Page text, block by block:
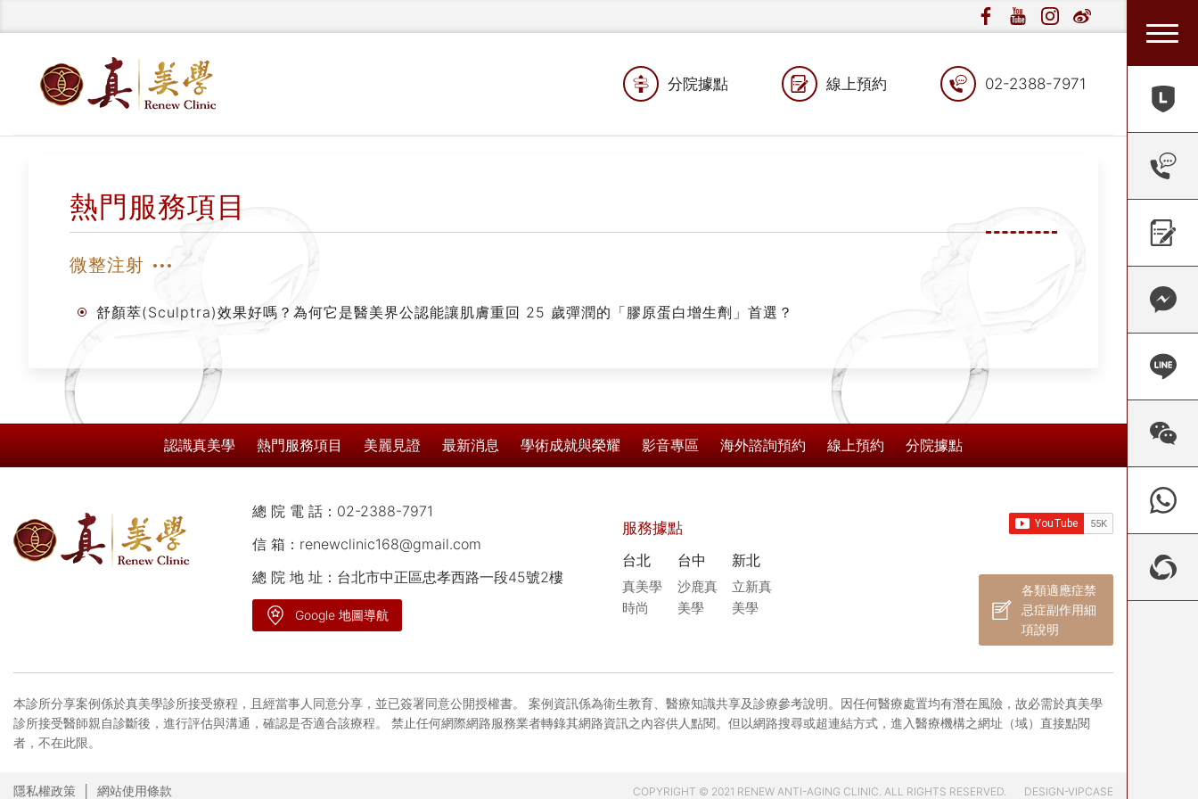
分院據點 線上預約 02-2388-7971
熱門服務項目
微整注射
舒顏萃(Sculptra)效果好嗎？為何它是醫美界公認能讓肌膚重回 25 歲彈潤的「膠原蛋白增生劑」首選？
認識真美學 熱門服務項目 美麗見證 最新消息 學術成就與榮耀 影音專區 海外諮詢預約 線上預約 分院據點
總 院 電 話： 02-2388-7971
信 箱： renewclinic168@gmail.com
總 院 地 址：台北市中正區忠孝西路一段45號2樓
Google 地圖導航
服務據點
台北
真美學
時尚
台中
沙鹿真
美學
新北
立新真
美學
各類適應症禁
忌症副作用細
項說明
本診所分享案例係於真美學診所接受療程，且經當事人同意分享，並已簽署同意公開授權書。 案例資訊係為衛生教育、醫療知識共享及診療參考說明。因任何醫療處置均有潛在風險，故必需於真美學
診所接受醫師親自診斷後，進行評估與溝通，確認是否適合該療程。 禁止任何網際網路服務業者轉錄其網路資訊之內容供人點閱。但以網路搜尋或超連結方式，進入醫療機構之網址（域）直接點閱
者，不在此限。
隱私權政策 網站使用條款 COPYRIGHT © 2021 RENEW ANTI-AGING CLINIC. ALL RIGHTS RESERVED. DESIGN-VIPCASE